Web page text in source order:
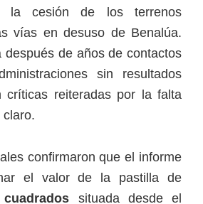
la cesión de los terrenos
vías en desuso de Benalúa.
después de años de contactos
sin resultados
críticas reiteradas por la falta
claro.
confirmaron que el informe
el valor de la pastilla de
situada desde el